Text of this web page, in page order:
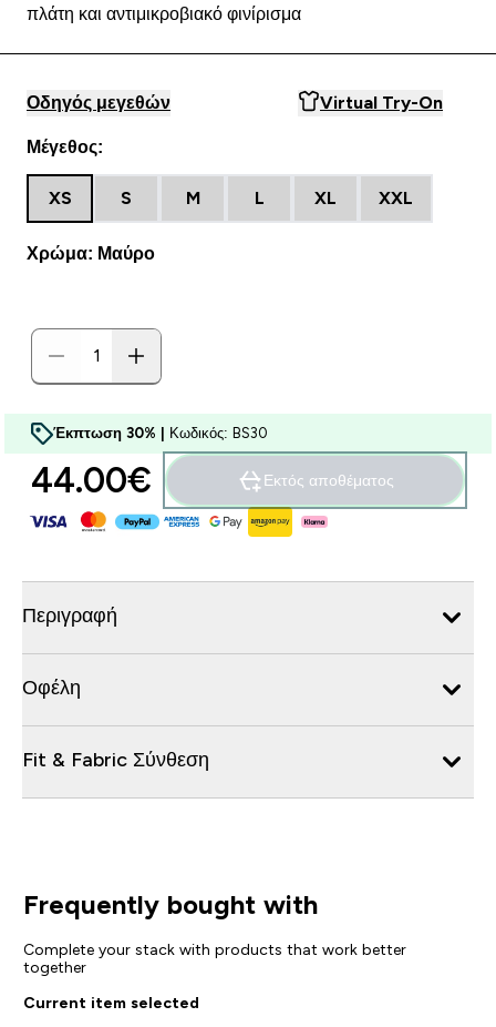
πλάτη και αντιμικροβιακό φινίρισμα
Οδηγός μεγεθών Virtual Try-On
Μέγεθος:
XS S M L XL XXL
Χρώμα: Μαύρο
Έκπτωση 30% | Κωδικός: BS30
44.00€‎ Εκτός αποθέματος
Περιγραφή
Οφέλη
Fit & Fabric Σύνθεση
Frequently bought with
Complete your stack with products that work better
together
Current item selected